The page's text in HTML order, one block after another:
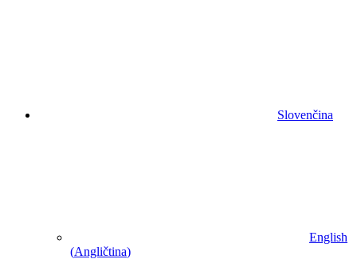
Slovenčina
English
(Angličtina)